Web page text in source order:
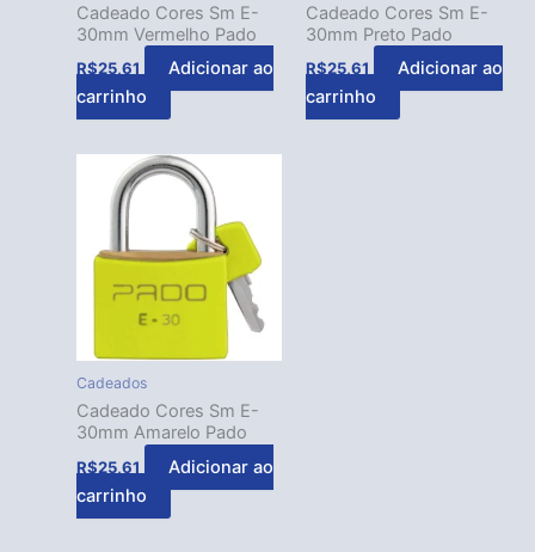
Cadeado Cores Sm E-
30mm Vermelho Pado
R$25,61
Adicionar ao
carrinho
Cadeado Cores Sm E-
30mm Preto Pado
R$25,61
Adicionar ao
carrinho
Cadeados
Cadeado Cores Sm E-
30mm Amarelo Pado
R$25,61
Adicionar ao
carrinho